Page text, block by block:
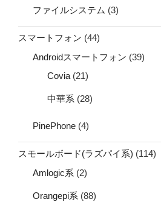
ファイルシステム (3)
スマートフォン (44)
Androidスマートフォン (39)
Covia (21)
中華系 (28)
PinePhone (4)
スモールボード(ラズパイ系) (114)
Amlogic系 (2)
Orangepi系 (88)